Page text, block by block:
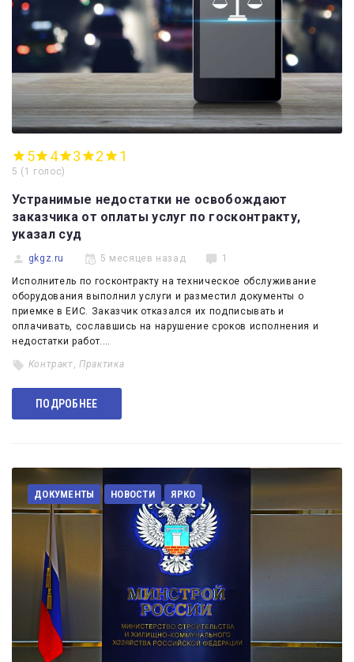
5 4 3 2 1
5 ( 1 голос)
Устранимые недостатки не освобождают
заказчика от оплаты услуг по госконтракту,
указал суд
gkgz.ru 5 месяцев назад 1
Исполнитель по госконтракту на техническое обслуживание
оборудования выполнил услуги и разместил документы о
приемке в ЕИС. Заказчик отказался их подписывать и
оплачивать, сославшись на нарушение сроков исполнения и
недостатки работ.…
Контракт,Практика
ПОДРОБНЕЕ
ДОКУМЕНТЫ НОВОСТИ ЯРКО